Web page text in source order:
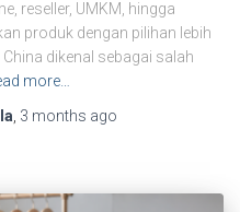
reseller, UMKM, hingga
produk dengan pilihan lebih
dikenal sebagai salah
more…
3 months ago